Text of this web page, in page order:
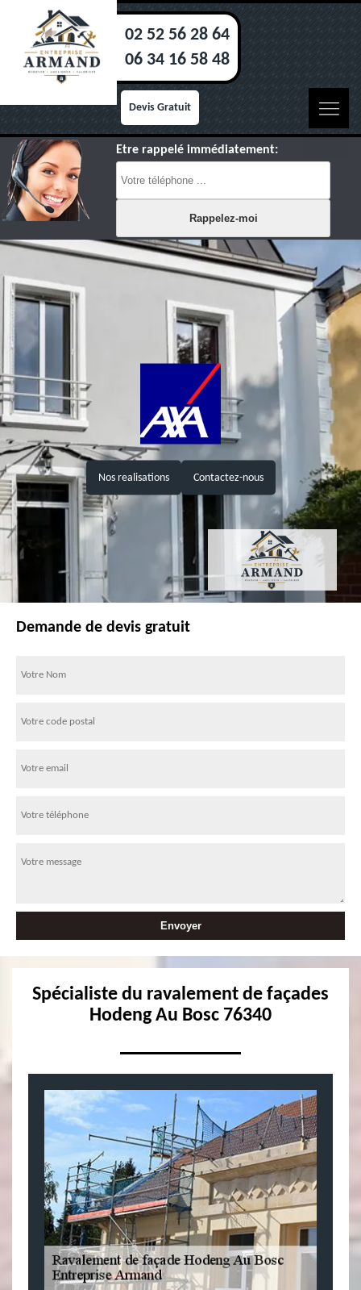
02 52 56 28 64
06 34 16 58 48
Devis Gratuit
Etre rappelé immédiatement:
Nos realisations Contactez-nous
Demande de devis gratuit
Spécialiste du ravalement de façades
Hodeng Au Bosc 76340